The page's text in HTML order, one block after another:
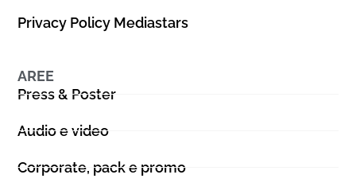
Privacy Policy Mediastars
AREE
Press & Poster
Audio e video
Corporate, pack e promo